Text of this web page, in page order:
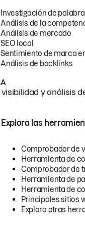
Investigación de
Análisis de la
Análisis de mercado
SEO local
Sentimiento de marca
Análisis de backlinks
y análisis
Explora las
Comprobador de
Herramienta de
Comprobador de
Herramienta de
Herramienta de
Principales sitios
Explora otras